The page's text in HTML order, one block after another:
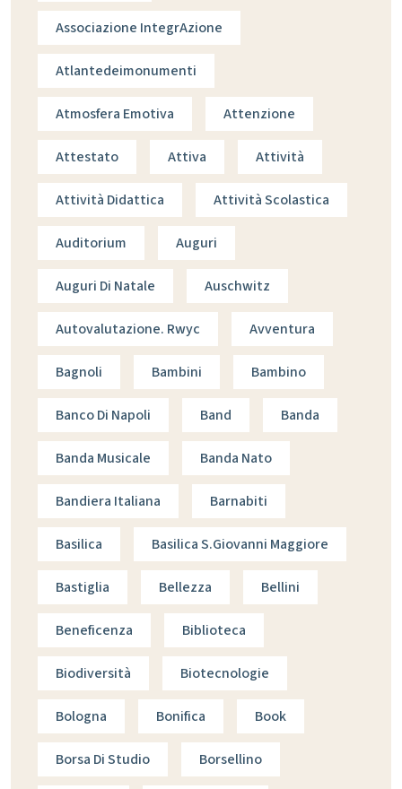
Associazione IntegrAzione
Atlantedeimonumenti
Atmosfera Emotiva Attenzione
Attestato Attiva Attività
Attività Didattica Attività Scolastica
Auditorium Auguri
Auguri Di Natale Auschwitz
Autovalutazione. Rwyc Avventura
Bagnoli Bambini Bambino
Banco Di Napoli Band Banda
Banda Musicale Banda Nato
Bandiera Italiana Barnabiti
Basilica Basilica S.giovanni Maggiore
Bastiglia Bellezza Bellini
Beneficenza Biblioteca
Biodiversità Biotecnologie
Bologna Bonifica Book
Borsa Di Studio Borsellino